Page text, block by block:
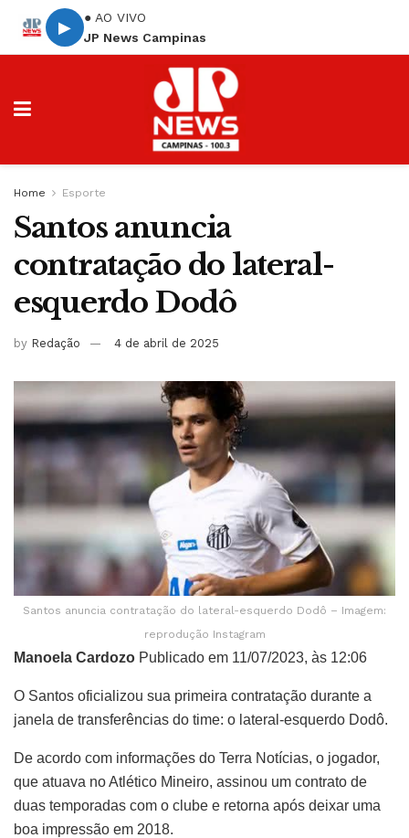
▶
● AO VIVO
JP News Campinas
Home Esporte
Santos anuncia
contratação do lateral-
esquerdo Dodô
by Redação 4 de abril de 2025
Santos anuncia contratação do lateral-esquerdo Dodô – Imagem:
reprodução Instagram
Manoela Cardozo Publicado em 11/07/2023, às 12:06
O Santos oficializou sua primeira contratação durante a
janela de transferências do time: o lateral-esquerdo Dodô.
De acordo com informações do Terra Notícias, o jogador,
que atuava no Atlético Mineiro, assinou um contrato de
duas temporadas com o clube e retorna após deixar uma
boa impressão em 2018.